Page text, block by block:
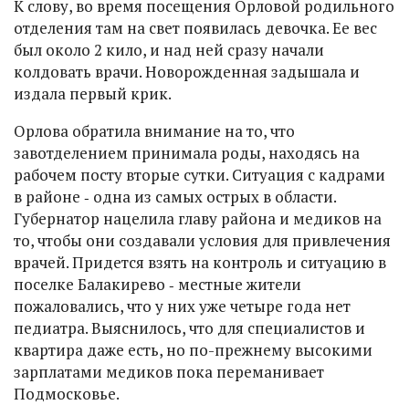
К слову, во время посещения Орловой родильного
отделения там на свет появилась девочка. Ее вес
был около 2 кило, и над ней сразу начали
колдовать врачи. Новорожденная задышала и
издала первый крик.
Орлова обратила внимание на то, что
завотделением принимала роды, находясь на
рабочем посту вторые сутки. Ситуация с кадрами
в районе ‑ одна из самых острых в области.
Губернатор нацелила главу района и медиков на
то, чтобы они создавали условия для привлечения
врачей. Придется взять на контроль и ситуацию в
поселке Балакирево ‑ местные жители
пожаловались, что у них уже четыре года нет
педиатра. Выяснилось, что для специалистов и
квартира даже есть, но по-прежнему высокими
зарплатами медиков пока переманивает
Подмосковье.